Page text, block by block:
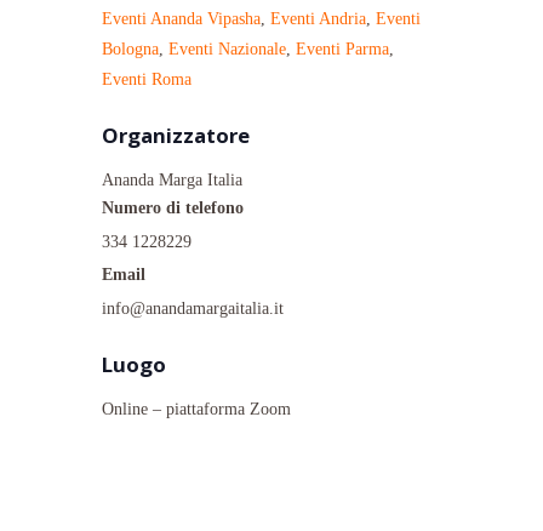
Eventi Ananda Vipasha, Eventi Andria, Eventi
Bologna, Eventi Nazionale, Eventi Parma,
Eventi Roma
Luogo
Online – piattaforma Zoom
Organizzatore
Ananda Marga Italia
Numero di telefono
334 1228229
Email
info@anandamargaitalia.it